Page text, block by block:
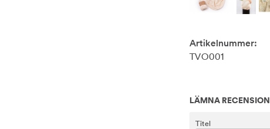
Artikelnummer:
TVO001
LÄMNA RECENSION
Titel